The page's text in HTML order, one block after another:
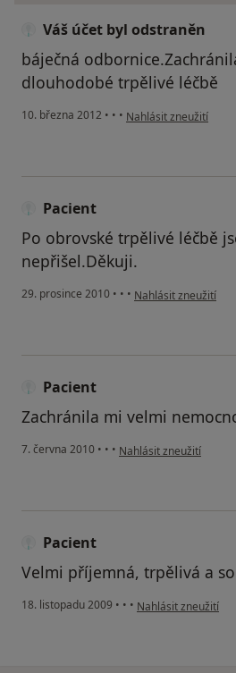
Váš účet byl odstraněn
báječná
dlouhodobé trpělivé léčbě
10. března 2012 • • • podle názoru
Nahlásit zneužití
Pacient
Po obrovské trpělivé léčbě
nepřišel.Děkuji.
29. prosince 2010 • • • podle názoru
Nahlásit zneužití
Pacient
Zachránila mi velmi
7. června 2010 • • • podle názoru uživatele
Nahlásit zneužití
Pacient
Velmi příjemná, trpělivá a
18. listopadu 2009 • • • podle názoru
Nahlásit zneužití